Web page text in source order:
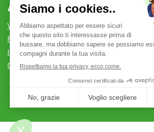
AREA UTENTE
Wishlist
Registrati
Iscrizione alla Newsletter
Contatti